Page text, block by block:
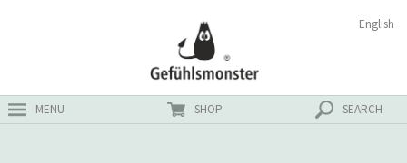
MENU SHOP SEARCH
English